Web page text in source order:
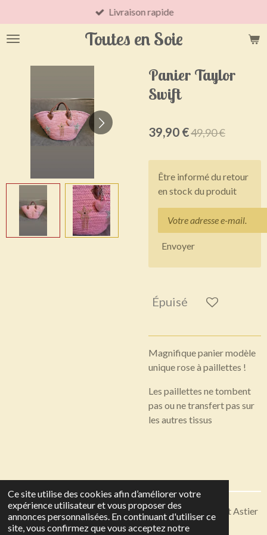
Ce site utilise des cookies afin d’améliorer votre
expérience utilisateur et vous proposer des
annonces personnalisées. En continuant d'utiliser ce
site, vous confirmez que vous acceptez notre
au
contenu
Toutes en Soie
Livraison rapide
Panier Taylor
Swift
39,90 €49,90 €
Être informé du retour
en stock du produit
Envoyer
Épuisé
Magnifique panier modèle
unique rose à paillettes !
Les paillettes ne tombent
pas ou ne transfert pas sur
les autres tissus
Articles disponibles en livraison ou à récupérer sur Saint Astier
© 2023 - 2026 Toutes en Soie